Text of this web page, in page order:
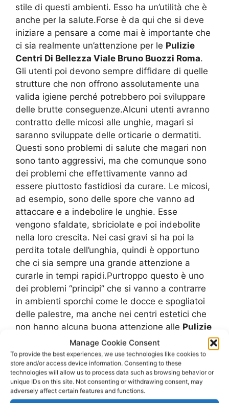
Manage Cookie Consent
To provide the best experiences, we use technologies like cookies to
store and/or access device information. Consenting to these
technologies will allow us to process data such as browsing behavior or
unique IDs on this site. Not consenting or withdrawing consent, may
adversely affect certain features and functions.
stile di questi ambienti. Esso ha un’utilità che è
anche per la salute.Forse è da qui che si deve
iniziare a pensare a come mai è importante che
ci sia realmente un’attenzione per le Pulizie
Centri Di Bellezza Viale Bruno Buozzi Roma.
Gli utenti poi devono sempre diffidare di quelle
strutture che non offrono assolutamente una
valida igiene perché potrebbero poi sviluppare
delle brutte conseguenze.Alcuni utenti avranno
contratto delle micosi alle unghie, magari si
saranno sviluppate delle orticarie o dermatiti.
Questi sono problemi di salute che magari non
sono tanto aggressivi, ma che comunque sono
dei problemi che effettivamente vanno ad
essere piuttosto fastidiosi da curare. Le micosi,
ad esempio, sono delle spore che vanno ad
attaccare e a indebolire le unghie. Esse
vengono sfaldate, sbriciolate e poi indebolite
nella loro crescita. Nei casi gravi si ha poi la
perdita totale dell’unghia, quindi è opportuno
che ci sia sempre una grande attenzione a
curarle in tempi rapidi.Purtroppo questo è uno
dei problemi “principi” che si vanno a contrarre
in ambienti sporchi come le docce e spogliatoi
delle palestre, ma anche nei centri estetici che
non hanno alcuna buona attenzione alle Pulizie
Centri Di Bellezza Viale Bruno Buozzi Roma
Per questo è bene che ci sia una grande
attenzione, da parte degli utenti, nel capire
esattamente quali sono le sporcizie presenti in
questi ambienti. Ricordate che comunque